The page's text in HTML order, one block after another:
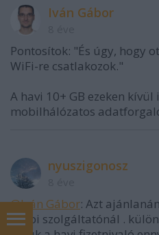
Iván Gábor
Pontosítok: "És úgy, hogy
WiFi-re csatlakozok."
A havi 10+ GB ezeken
mobilhálózatos
nyuszigonosz
@Iván Gábor: Azt
többi szolgáltatónál .